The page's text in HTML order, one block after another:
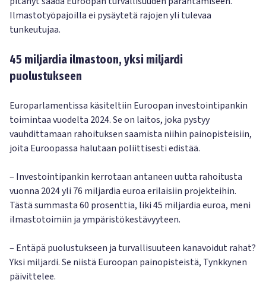
Ilmastotyöpajoilla ei pysäytetä rajojen yli tulevaa
tunkeutujaa.
45 miljardia ilmastoon, yksi miljardi
puolustukseen
Europarlamentissa käsiteltiin Euroopan investointipankin
toimintaa vuodelta 2024. Se on laitos, joka pystyy
vauhdittamaan rahoituksen saamista niihin painopisteisiin,
joita Euroopassa halutaan poliittisesti edistää.
– Investointipankin kerrotaan antaneen uutta rahoitusta
vuonna 2024 yli 76 miljardia euroa erilaisiin projekteihin.
Tästä summasta 60 prosenttia, liki 45 miljardia euroa, meni
ilmastotoimiin ja ympäristökestävyyteen.
– Entäpä puolustukseen ja turvallisuuteen kanavoidut rahat?
Yksi miljardi. Se niistä Euroopan painopisteistä, Tynkkynen
päivittelee.